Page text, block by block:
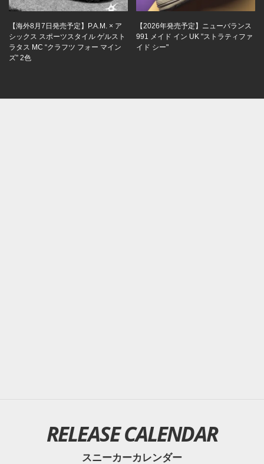
【海外8月7日発売予定】P.A.M. × ア
シックス スポーツスタイル ゲルスト
ラタス MC “クラフツ フォー マイン
ズ” 2色
【2026年発売予定】ニューバランス
991 メイド イン UK "ストラティファ
イド シー"
RELEASE CALENDAR
スニーカーカレンダー